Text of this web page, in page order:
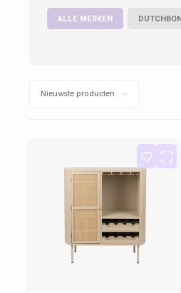
ALLE MERKEN
Nieuwste producten